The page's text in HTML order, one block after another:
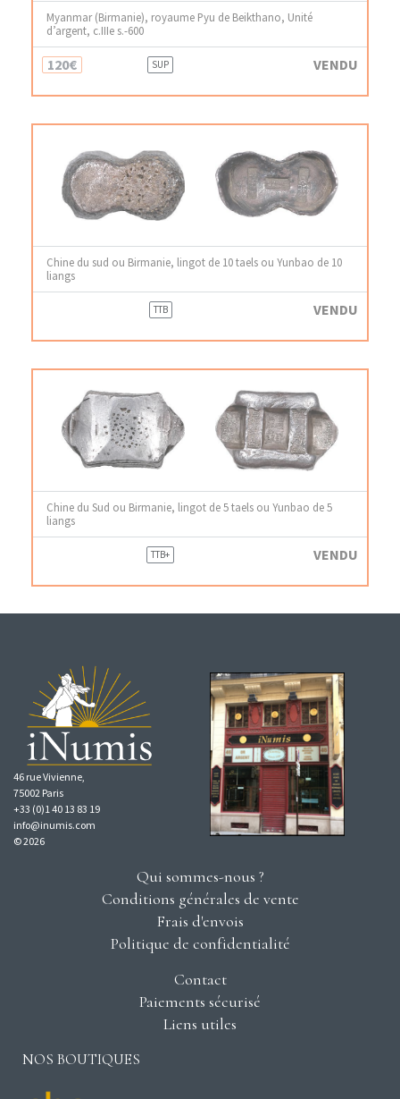
Myanmar (Birmanie), royaume Pyu de Beikthano, Unité
d’argent, c.IIIe s.-600
120€ SUP VENDU
Chine du sud ou Birmanie, lingot de 10 taels ou Yunbao de 10
liangs
TTB VENDU
Chine du Sud ou Birmanie, lingot de 5 taels ou Yunbao de 5
liangs
TTB+ VENDU
46 rue Vivienne,
75002 Paris
+33 (0)1 40 13 83 19
info@inumis.com
© 2026
Qui sommes-nous ?
Conditions générales de vente
Frais d'envois
Politique de confidentialité
Contact
Paiements sécurisé
Liens utiles
NOS BOUTIQUES